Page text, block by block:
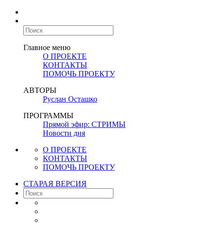
Главное меню
О ПРОЕКТЕ
КОНТАКТЫ
ПОМОЧЬ ПРОЕКТУ
АВТОРЫ
Руслан Осташко
ПРОГРАММЫ
Прямой эфир: СТРИМЫ
Новости дня
О ПРОЕКТЕ
КОНТАКТЫ
ПОМОЧЬ ПРОЕКТУ
СТАРАЯ ВЕРСИЯ